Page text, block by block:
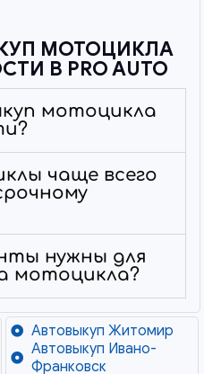
МОТОЦИКЛА
В PRO AUTO
мотоцикла
чаще всего
нужны для
мотоцикла?
Автовыкуп Житомир
Автовыкуп Ивано-
Франковск